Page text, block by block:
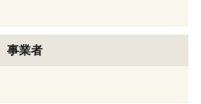
事業者